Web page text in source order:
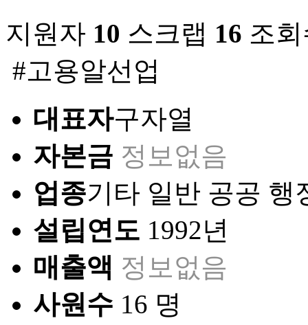
지원자 10 스크랩 16 조
#고용알선업
대표자구자열
자본금 정보없음
업종기타 일반 공공 행
설립연도 1992년
매출액 정보없음
사원수 16 명